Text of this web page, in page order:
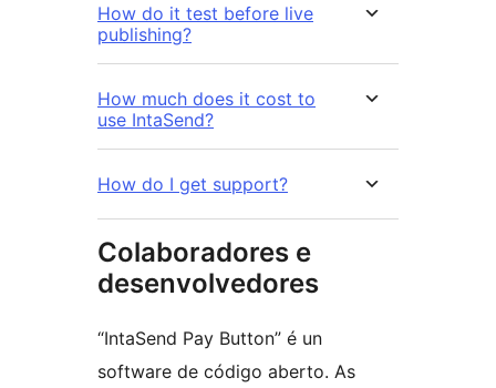
How do it test before live
publishing?
How much does it cost to
use IntaSend?
How do I get support?
Colaboradores e
desenvolvedores
“IntaSend Pay Button” é un
software de código aberto. As